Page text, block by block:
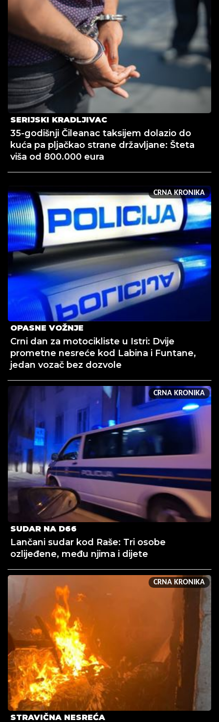
SERIJSKI KRADLJIVAC
35-godišnji Čileanac taksijem dolazio do
kuća pa pljačkao strane državljane: Šteta
viša od 800.000 eura
CRNA KRONIKA
OPASNE VOŽNJE
Crni dan za motocikliste u Istri: Dvije
prometne nesreće kod Labina i Funtane,
jedan vozač bez dozvole
CRNA KRONIKA
SUDAR NA D66
Lančani sudar kod Raše: Tri osobe
ozlijeđene, među njima i dijete
CRNA KRONIKA
STRAVIČNA NESREĆA